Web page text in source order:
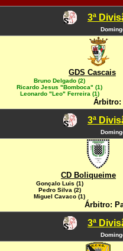
3ª
GDS Cascais
Bruno Delgado (2)
Ricardo Jesus "Bomboca" (1)
Leonardo "Leo" Ferreira (1)
Árbitro:
3ª
CD Boliqueime
Gonçalo Luis (1)
Pedro Silva (2)
Miguel Cavaco (1)
Árbitro:
3ª